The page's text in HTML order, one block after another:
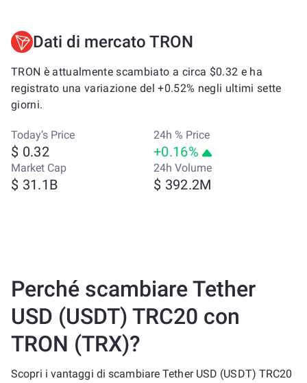
Dati di mercato TRON
TRON è attualmente scambiato a circa $0.32 e ha
registrato una variazione del +0.52% negli ultimi sette
giorni.
Today’s Price
$ 0.32
24h % Price
+0.16%
Market Cap
$ 31.1B
24h Volume
$ 392.2M
Perché scambiare Tether
USD (USDT) TRC20 con
TRON (TRX)?
Scopri i vantaggi di scambiare Tether USD (USDT) TRC20